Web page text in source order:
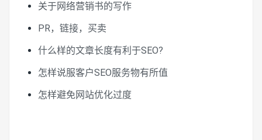
关于网络营销书的写作
PR，链接，买卖
什么样的文章长度有利于SEO?
怎样说服客户SEO服务物有所值
怎样避免网站优化过度